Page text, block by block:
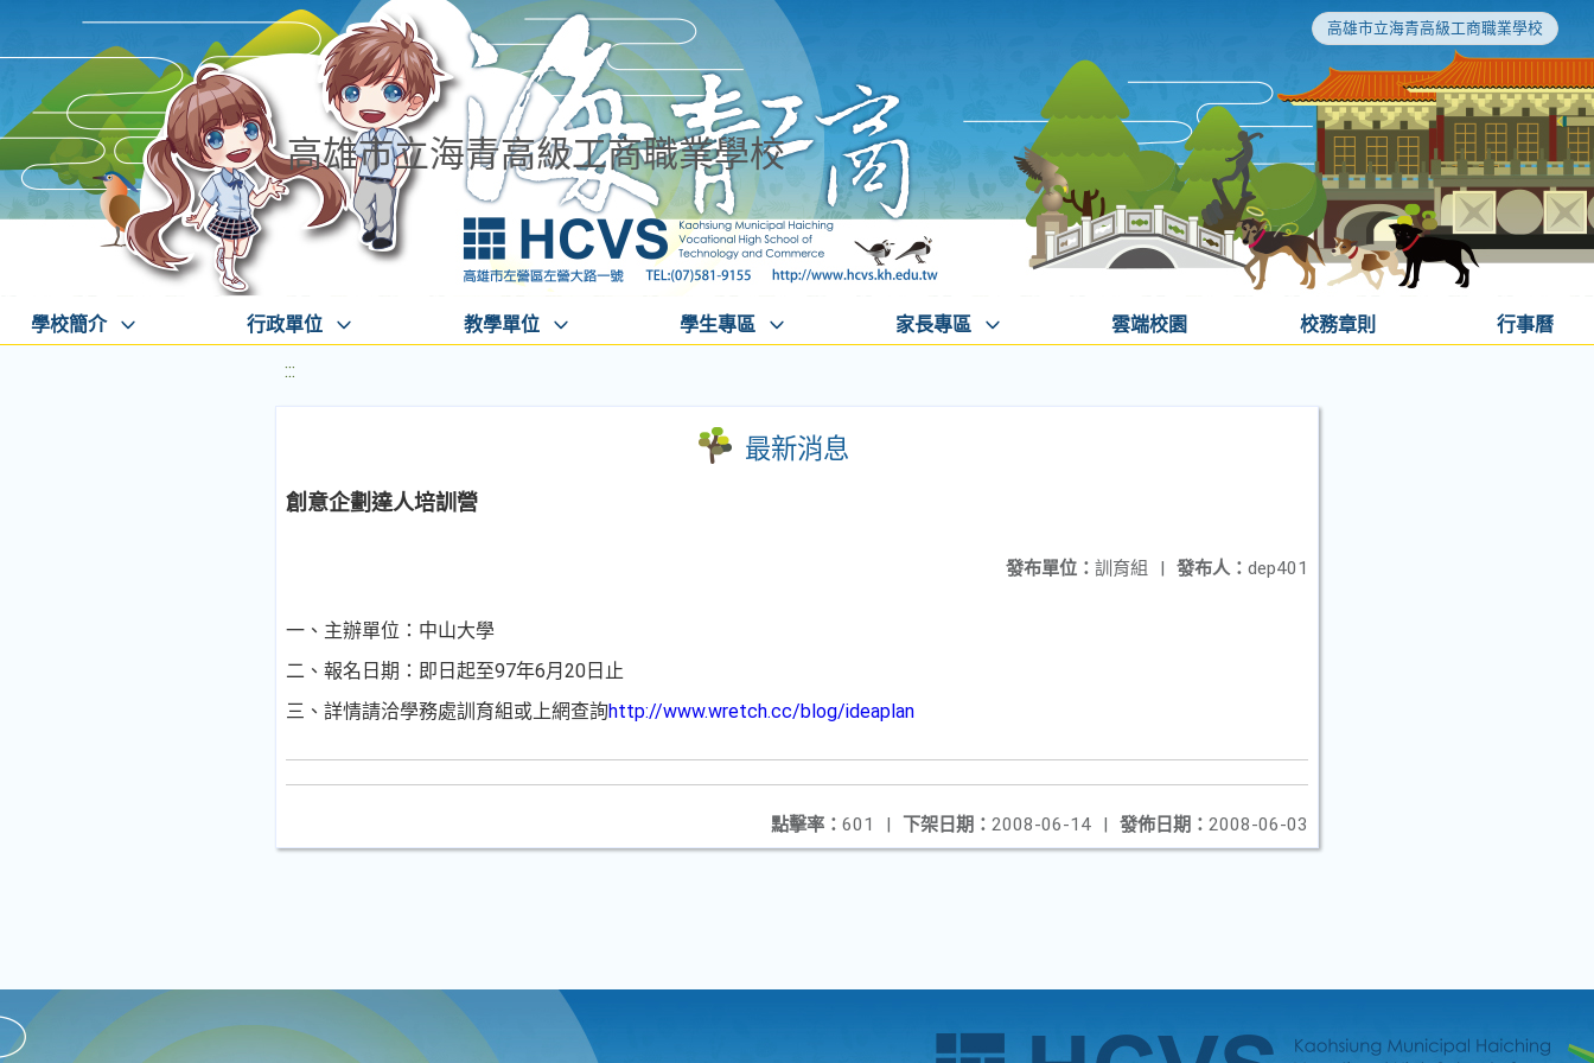
高雄市立海青高級工商職業學校
高雄市立海青高級工商職業學校
學校簡介 行政單位 教學單位 學生專區 家長專區 雲端校園 校務章則 行事曆
:::
最新消息
創意企劃達人培訓營
發布人： dep401
發布單位： 訓育組 |
一、主辦單位：中山大學
二、報名日期：即日起至97年6月20日止
三、詳情請洽學務處訓育組或上網查詢http://www.wretch.cc/blog/ideaplan
發佈日期： 2008-06-03
下架日期： 2008-06-14 |
點擊率： 601 |